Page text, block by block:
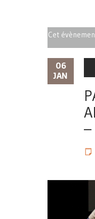
Cet
06
JAN